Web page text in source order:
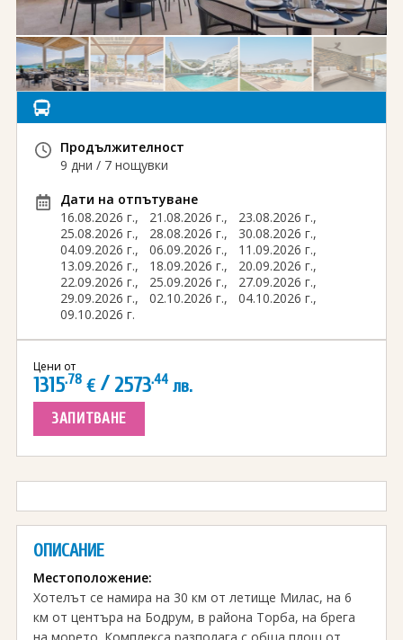
Визи за Куба
Е-ВИЗА ЗА РУСИЯ
ВИЗА за САУДИТСКА АРАБИЯ
Виза за Тайланд
Заявление за издаване на електронно разрешение за
пътуване до UK
ПОДАРЪЧЕН ВАУЧЕР ЗА ПЪТУВАНЕ
ТУРИСТИЧЕСКА ЗАСТРАХОВКА
ОЩЕ
Общи условия
СТАТИИ
Политика за
поверителност
+359 883 392 152 Запитване
Продължителност
9 дни / 7 нощувки
Дати на отпътуване
16.08.2026 г., 21.08.2026 г., 23.08.2026 г.,
25.08.2026 г., 28.08.2026 г., 30.08.2026 г.,
04.09.2026 г., 06.09.2026 г., 11.09.2026 г.,
13.09.2026 г., 18.09.2026 г., 20.09.2026 г.,
22.09.2026 г., 25.09.2026 г., 27.09.2026 г.,
29.09.2026 г., 02.10.2026 г., 04.10.2026 г.,
09.10.2026 г.
Цени от
1315.78 €/ 2573.44 лв.
ЗАПИТВАНЕ
ОПИСАНИЕ
Местоположение:
Хотелът се намира на 30 км от летище Милас, на 6
км от центъра на Бодрум, в района Торба, на брега